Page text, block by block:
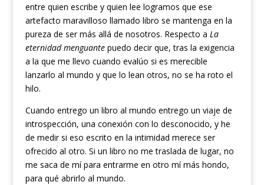
entre quien escribe y quien lee logramos que ese
artefacto maravilloso llamado libro se mantenga en la
pureza de ser más allá de nosotros. Respecto a La
eternidad menguantepuedo decir que, tras la exigencia
a la que me llevo cuando evalúo si es merecible
lanzarlo al mundo y que lo lean otros, no se ha roto el
hilo.
Cuando entrego un libro al mundo entrego un viaje de
introspección, una conexión con lo desconocido, y he
de medir si eso escrito en la intimidad merece ser
ofrecido al otro. Si un libro no me traslada de lugar, no
me saca de mí para entrarme en otro mí más hondo,
para qué abrirlo al mundo.